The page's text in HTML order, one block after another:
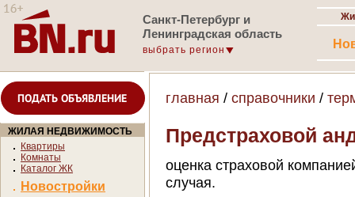
Санкт-Петербург и
Ленинградская область
выбрать регион
ПОДАТЬ ОБЪЯВЛЕНИЕ
ЖИЛАЯ НЕДВИЖИМОСТЬ
Квартиры
Комнаты
Каталог ЖК
Новостройки
главная / справочники /
Предстраховой
оценка страховой
случая.